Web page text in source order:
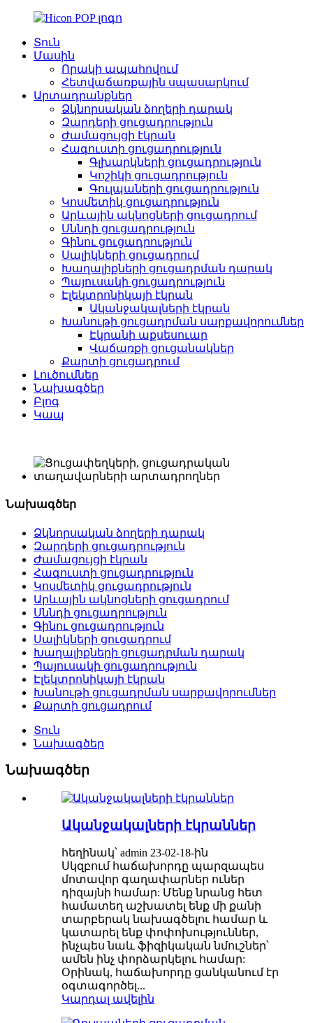
Տուն
Մասին
Որակի ապահովում
Հետվաճառքային սպասարկում
Արտադրանքներ
Ձկնորսական ձողերի դարակ
Զարդերի ցուցադրություն
Ժամացույցի էկրան
Հագուստի ցուցադրություն
Գլխարկների ցուցադրություն
Կոշիկի ցուցադրություն
Գուլպաների ցուցադրություն
Կոսմետիկ ցուցադրություն
Արևային ակնոցների ցուցադրում
Սննդի ցուցադրություն
Գինու ցուցադրություն
Սալիկների ցուցադրում
Խաղալիքների ցուցադրման դարակ
Պայուսակի ցուցադրություն
Էլեկտրոնիկայի էկրան
Ականջակալների էկրան
Խանութի ցուցադրման սարքավորումներ
Էկրանի աքսեսուար
Վաճառքի ցուցանակներ
Քարտի ցուցադրում
Լուծումներ
Նախագծեր
Բլոգ
Կապ
Նախագծեր
Ձկնորսական ձողերի դարակ
Զարդերի ցուցադրություն
Ժամացույցի էկրան
Հագուստի ցուցադրություն
Կոսմետիկ ցուցադրություն
Արևային ակնոցների ցուցադրում
Սննդի ցուցադրություն
Գինու ցուցադրություն
Սալիկների ցուցադրում
Խաղալիքների ցուցադրման դարակ
Պայուսակի ցուցադրություն
Էլեկտրոնիկայի էկրան
Խանութի ցուցադրման սարքավորումներ
Քարտի ցուցադրում
Տուն
Նախագծեր
Նախագծեր
Ականջակալների էկրաններ
հեղինակ՝ admin 23-02-18-ին
Սկզբում հաճախորդը պարզապես
մոտավոր գաղափարներ ուներ
դիզայնի համար: Մենք նրանց հետ
համատեղ աշխատել ենք մի քանի
տարբերակ նախագծելու համար և
կատարել ենք փոփոխություններ,
ինչպես նաև ֆիզիկական նմուշներ՝
ամեն ինչ փորձարկելու համար:
Օրինակ, հաճախորդը ցանկանում էր
օգտագործել...
Կարդալ ավելին